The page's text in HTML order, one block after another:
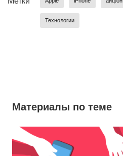
Технологии
Материалы по теме